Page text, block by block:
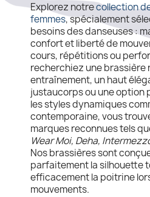
Explorez notrecollection
femmes, spécialement
besoins des danseuses :
confort et liberté de
cours, répétitions ou
recherchiez une brassière
entraînement, un haut
justaucorps ou une option
les styles dynamiques
contemporaine, vous
marques reconnues tels
Wear Moi, Deha,
Nos brassières sont
parfaitement la silhouette
efficacement la poitrine
mouvements.